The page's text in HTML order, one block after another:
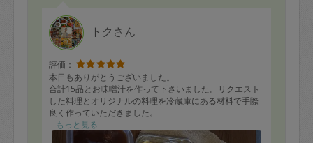
トクさん
評価：
本日もありがとうございました。
合計15品とお味噌汁を作って下さいました。リクエスト
した料理とオリジナルの料理を冷蔵庫にある材料で手際
良く作っていただきました。
途中味見をさせていただきましたが、どれも美味しく大
満足です。引き続きよろしくお願いします！
もっと見る